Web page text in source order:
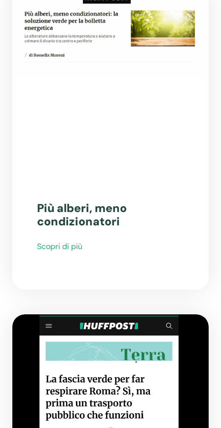
Più alberi, meno
condizionatori
Scopri di più